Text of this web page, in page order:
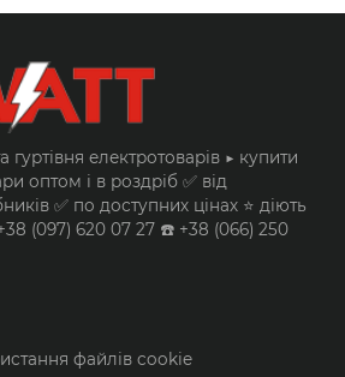
гуртівня електротоварів ▶️ купити
оптом і в роздріб ✅ від
✅ по доступних цінах ⭐ діють
(097) 620 07 27 ☎️ +38 (066) 250
файлів cookie